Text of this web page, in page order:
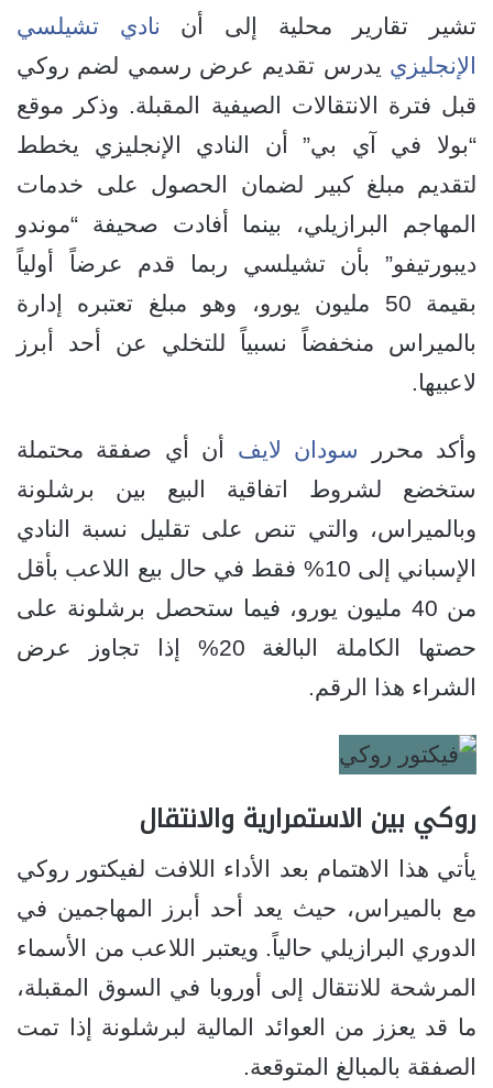
تشير تقارير محلية إلى أن نادي تشيلسي
الإنجليزي يدرس تقديم عرض رسمي لضم روكي
قبل فترة الانتقالات الصيفية المقبلة. وذكر موقع
“بولا في آي بي” أن النادي الإنجليزي يخطط
لتقديم مبلغ كبير لضمان الحصول على خدمات
المهاجم البرازيلي، بينما أفادت صحيفة “موندو
ديبورتيفو” بأن تشيلسي ربما قدم عرضاً أولياً
بقيمة 50 مليون يورو، وهو مبلغ تعتبره إدارة
بالميراس منخفضاً نسبياً للتخلي عن أحد أبرز
لاعبيها.
وأكد محرر سودان لايف أن أي صفقة محتملة
ستخضع لشروط اتفاقية البيع بين برشلونة
وبالميراس، والتي تنص على تقليل نسبة النادي
الإسباني إلى 10% فقط في حال بيع اللاعب بأقل
من 40 مليون يورو، فيما ستحصل برشلونة على
حصتها الكاملة البالغة 20% إذا تجاوز عرض
الشراء هذا الرقم.
روكي بين الاستمرارية والانتقال
يأتي هذا الاهتمام بعد الأداء اللافت لفيكتور روكي
مع بالميراس، حيث يعد أحد أبرز المهاجمين في
الدوري البرازيلي حالياً. ويعتبر اللاعب من الأسماء
المرشحة للانتقال إلى أوروبا في السوق المقبلة،
ما قد يعزز من العوائد المالية لبرشلونة إذا تمت
الصفقة بالمبالغ المتوقعة.